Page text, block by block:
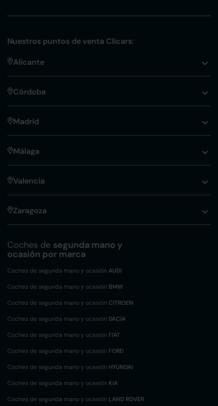
Nuestros puntos de venta Clicars:
Alicante
Córdoba
Madrid
Málaga
Valencia
Zaragoza
Coches de segunda mano y
ocasión por marca
Coches de segunda mano y ocasión AUDI
Coches de segunda mano y ocasión BMW
Coches de segunda mano y ocasión CITROEN
Coches de segunda mano y ocasión DACIA
Coches de segunda mano y ocasión FIAT
Coches de segunda mano y ocasión FORD
Coches de segunda mano y ocasión HYUNDAI
Coches de segunda mano y ocasión KIA
Coches de segunda mano y ocasión LAND ROVER